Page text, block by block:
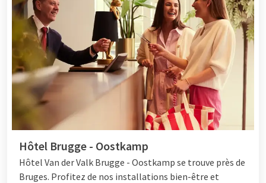
Hôtel Brugge - Oostkamp
Hôtel Van der Valk Brugge - Oostkamp se trouve près de
Bruges. Profitez de nos installations bien-être et